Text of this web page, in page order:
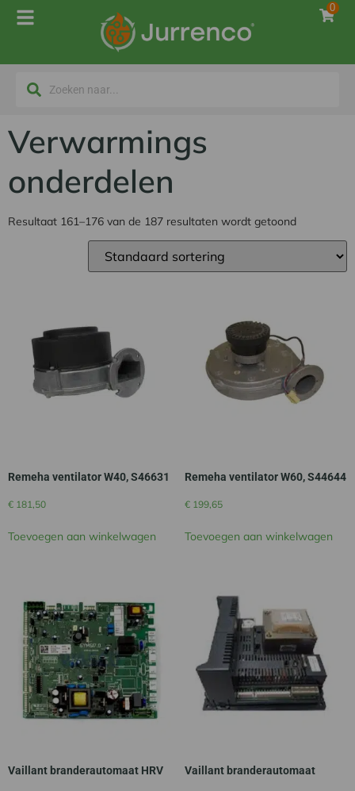
0
Verwarmings
onderdelen
Resultaat 161–176 van de 187 resultaten wordt getoond
Remeha ventilator W40, S46631
€ 181,50
Toevoegen aan winkelwagen
Remeha ventilator W60, S44644
€199,65
Toevoegen aan winkelwagen
Vaillant branderautomaat HRV Vaillant branderautomaat